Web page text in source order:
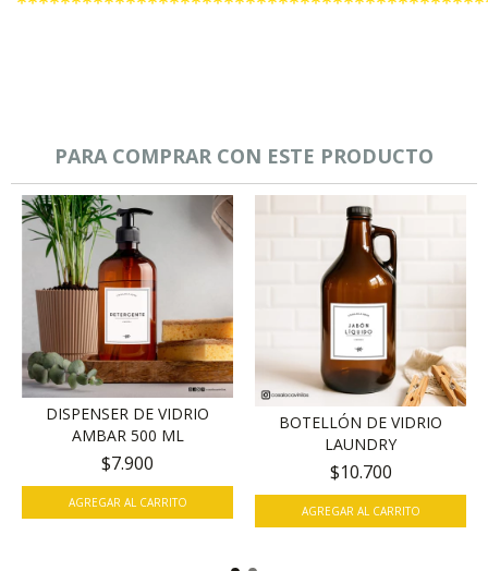
PARA COMPRAR CON ESTE PRODUCTO
DISPENSER DE VIDRIO
AMBAR 500 ML
$7.900
AGREGAR AL CARRITO
BOTELLÓN DE VIDRIO
LAUNDRY
$10.700
AGREGAR AL CARRITO